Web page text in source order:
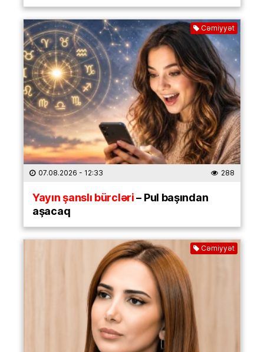
Cəmiyyət
07.08.2026 - 12:33 288
Yayın şanslı bürcləri– Pul başından
aşacaq
Cəmiyyət